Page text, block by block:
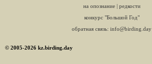
на опознание | редкости
конкурс "Большой Год"
обратная связь: info@birding.day
© 2005-2026 kz.birding.day